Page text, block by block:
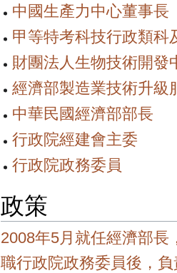
中國生產力中心董事長
甲等特考科技行政類科
財團法人生物技術開發
經濟部製造業技術升級
中華民國經濟部部長
行政院經建會主委
行政院政務委員
政策
2008年5月就任經濟部長
職行政院政務委員後，